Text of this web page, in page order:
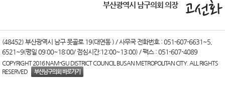
부산광역시 남구의회 의장
(48452) 부산광역시 남구 못골로 19(대연동 ) / 사무국 전화번호 : 051-607-6631~5,
6521~9(평일 09:00~18:00/ 점심시간:12:00~13:00) / 팩스 : 051-607-4089
COPYRIGHT 2016 NAM-GU DISTRICT COUNCIL BUSAN METROPOLITAN CITY. ALL RIGHTS
RESERVED
부산남구의회 바로가기